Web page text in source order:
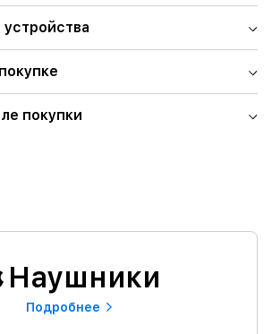
покупки
Наушники
Подробнее